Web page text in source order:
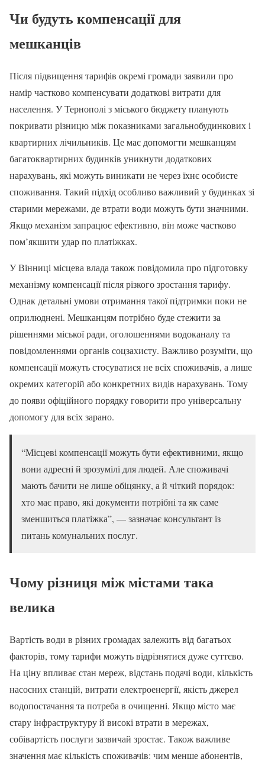
Чи будуть компенсації для
мешканців
Після підвищення тарифів окремі громади заявили про
намір частково компенсувати додаткові витрати для
населення. У Тернополі з міського бюджету планують
покривати різницю між показниками загальнобудинкових і
квартирних лічильників. Це має допомогти мешканцям
багатоквартирних будинків уникнути додаткових
нарахувань, які можуть виникати не через їхнє особисте
споживання. Такий підхід особливо важливий у будинках зі
старими мережами, де втрати води можуть бути значними.
Якщо механізм запрацює ефективно, він може частково
пом’якшити удар по платіжках.
У Вінниці місцева влада також повідомила про підготовку
механізму компенсації після різкого зростання тарифу.
Однак детальні умови отримання такої підтримки поки не
оприлюднені. Мешканцям потрібно буде стежити за
рішеннями міської ради, оголошеннями водоканалу та
повідомленнями органів соцзахисту. Важливо розуміти, що
компенсації можуть стосуватися не всіх споживачів, а лише
окремих категорій або конкретних видів нарахувань. Тому
до появи офіційного порядку говорити про універсальну
допомогу для всіх зарано.
“Місцеві компенсації можуть бути ефективними, якщо
вони адресні й зрозумілі для людей. Але споживачі
мають бачити не лише обіцянку, а й чіткий порядок:
хто має право, які документи потрібні та як саме
зменшиться платіжка”, — зазначає консультант із
питань комунальних послуг.
Чому різниця між містами така
велика
Вартість води в різних громадах залежить від багатьох
факторів, тому тарифи можуть відрізнятися дуже суттєво.
На ціну впливає стан мереж, відстань подачі води, кількість
насосних станцій, витрати електроенергії, якість джерел
водопостачання та потреба в очищенні. Якщо місто має
стару інфраструктуру й високі втрати в мережах,
собівартість послуги зазвичай зростає. Також важливе
значення має кількість споживачів: чим менше абонентів,